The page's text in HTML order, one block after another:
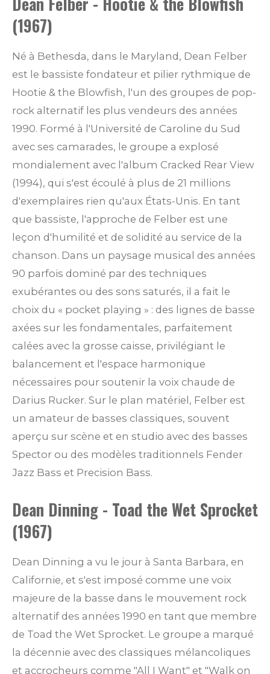
(1967)
Né à Bethesda, dans le Maryland, Dean Felber
est le bassiste fondateur et pilier rythmique de
Hootie & the Blowfish, l'un des groupes de pop-
rock alternatif les plus vendeurs des années
1990. Formé à l'Université de Caroline du Sud
avec ses camarades, le groupe a explosé
mondialement avec l'album Cracked Rear View
(1994), qui s'est écoulé à plus de 21 millions
d'exemplaires rien qu'aux États-Unis. En tant
que bassiste, l'approche de Felber est une
leçon d'humilité et de solidité au service de la
chanson. Dans un paysage musical des années
90 parfois dominé par des techniques
exubérantes ou des sons saturés, il a fait le
choix du « pocket playing » : des lignes de basse
axées sur les fondamentales, parfaitement
calées avec la grosse caisse, privilégiant le
balancement et l'espace harmonique
nécessaires pour soutenir la voix chaude de
Darius Rucker. Sur le plan matériel, Felber est
un amateur de basses classiques, souvent
aperçu sur scène et en studio avec des basses
Spector ou des modèles traditionnels Fender
Jazz Bass et Precision Bass.
Dean Dinning - Toad the Wet Sprocket
(1967)
Dean Dinning a vu le jour à Santa Barbara, en
Californie, et s'est imposé comme une voix
majeure de la basse dans le mouvement rock
alternatif des années 1990 en tant que membre
de Toad the Wet Sprocket. Le groupe a marqué
la décennie avec des classiques mélancoliques
et accrocheurs comme "All I Want" et "Walk on